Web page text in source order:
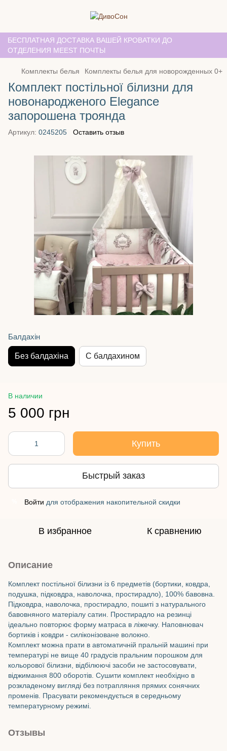
БЕСПЛАТНАЯ ДОСТАВКА ВАШЕЙ КРОВАТКИ ДО
ОТДЕЛЕНИЯ MEEST ПОЧТЫ
Комплекты белья Комплекты белья для новорожденных 0+
Комплект постільної білизни для
новонародженого Elegance
запорошена троянда
Артикул: 0245205 Оставить отзыв
Балдахін
Без балдахіна С балдахином
В наличии
5 000 грн
Купить
Быстрый заказ
Войти для отображения накопительной скидки
В избранное К сравнению
Описание
Комплект постільної білизни із 6 предметів (бортики, ковдра,
подушка, підковдра, наволочка, простирадло), 100% бавовна.
Підковдра, наволочка, простирадло, пошиті з натурального
бавовняного матеріалу сатин. Простирадло на резинці
ідеально повторює форму матраса в ліжечку. Наповнювач
бортиків і ковдри - силіконізоване волокно.
Комплект можна прати в автоматичній пральній машині при
температурі не вище 40 градусів пральним порошком для
кольорової білизни, відбілюючі засоби не застосовувати,
віджимання 800 оборотів. Сушити комплект необхідно в
розкладеному вигляді без потрапляння прямих сонячних
променів. Прасувати рекомендується в середньому
температурному режимі.
Отзывы